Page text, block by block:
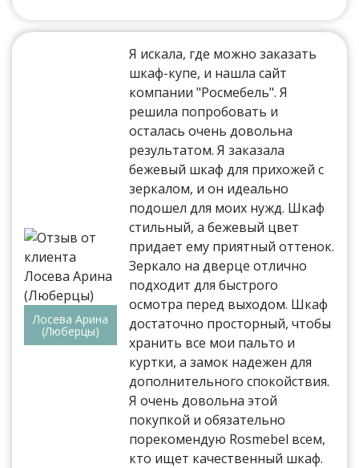
Лосева Арина
(Люберцы)
Я искала, где можно заказать
шкаф-купе, и нашла сайт
компании "Росмебель". Я
решила попробовать и
осталась очень довольна
результатом. Я заказала
бежевый шкаф для прихожей с
зеркалом, и он идеально
подошел для моих нужд. Шкаф
стильный, а бежевый цвет
придает ему приятный оттенок.
Зеркало на дверце отлично
подходит для быстрого
осмотра перед выходом. Шкаф
достаточно просторный, чтобы
хранить все мои пальто и
куртки, а замок надежен для
дополнительного спокойствия.
Я очень довольна этой
покупкой и обязательно
порекомендую Rosmebel всем,
кто ищет качественный шкаф.